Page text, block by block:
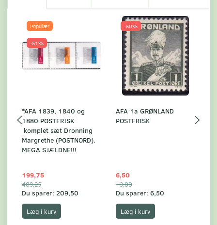
Populær
-51%
*AFA 1839, 1840 og
1880 POSTFRISK
komplet sæt Dronning
Margrethe (POSTNORD).
MEGA SJÆLDNE!!!
199,75
409,25
Du sparer: 209,50
Læg i kurv
-50%
AFA 1a GRØNLAND
POSTFRISK
6,50
13,00
Du sparer: 6,50
Læg i kurv